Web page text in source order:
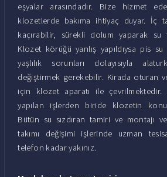
eşyalar arasındadır. Bize hizmet
klozetlerde bakıma ihtiyaç duyar. İç
kaçırabilir, sürekli dolum yaparak su
Klozet körüğü yanlış yapıldıysa pis su
yaşlılık sorunları dolayısıyla
değiştirmek gerekebilir. Kirada oturan
için klozet aparatı ile çevrilmektedir.
yapılan işlerden biride klozetin
Bütün su sızdıran tamiri ve montajı
takımı değişimi işlerinde uzman
telefon kadar yakınız.